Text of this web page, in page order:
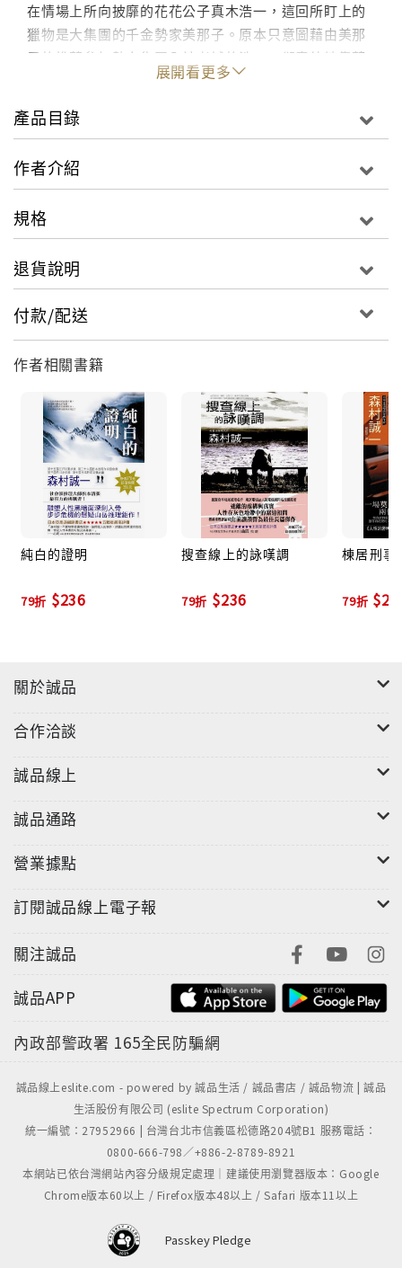
在情場上所向披靡的花花公子真木浩一，這回所盯上的
獵物是大集團的千金勢家美那子。原本只意圖藉由美那
子的推薦參加勢家集團入社考試的浩一，卻意外地靠著
裙帶關係直接進入了勢家集團的社長室工作。
然而，就在浩一的野心隨著美那子的灌溉而日益壯大
時，一名相貌猥瑣的男子突然找上門來……。
淺羽里子的死究竟與他有何關聯？
過去的風流爛帳是否會成為浩一青雲之途上的阻礙？
成功是否真得要踩著一具具的屍體往上爬？
展開看更多
產品目錄
作者介紹
規格
退貨說明
付款/配送
作者相關書籍
純白的證明
79折 $236
搜查線上的詠嘆調
79折 $236
棟居刑事
79折
關於誠品
合作洽談
誠品線上
誠品通路
營業據點
訂閱誠品線上電子報
關注誠品
誠品APP
內政部警政署 165全民防騙網
誠品線上eslite.com - powered by 誠品生活 / 誠品書店 / 誠品物流 | 誠品
生活股份有限公司 (eslite Spectrum Corporation)
統一編號：27952966 | 台灣台北市信義區松德路204號B1 服務電話：
0800-666-798／+886-2-8789-8921
本網站已依台灣網站內容分級規定處理｜建議使用瀏覽器版本：Google
Chrome版本60以上 / Firefox版本48以上 / Safari 版本11以上
Passkey Pledge